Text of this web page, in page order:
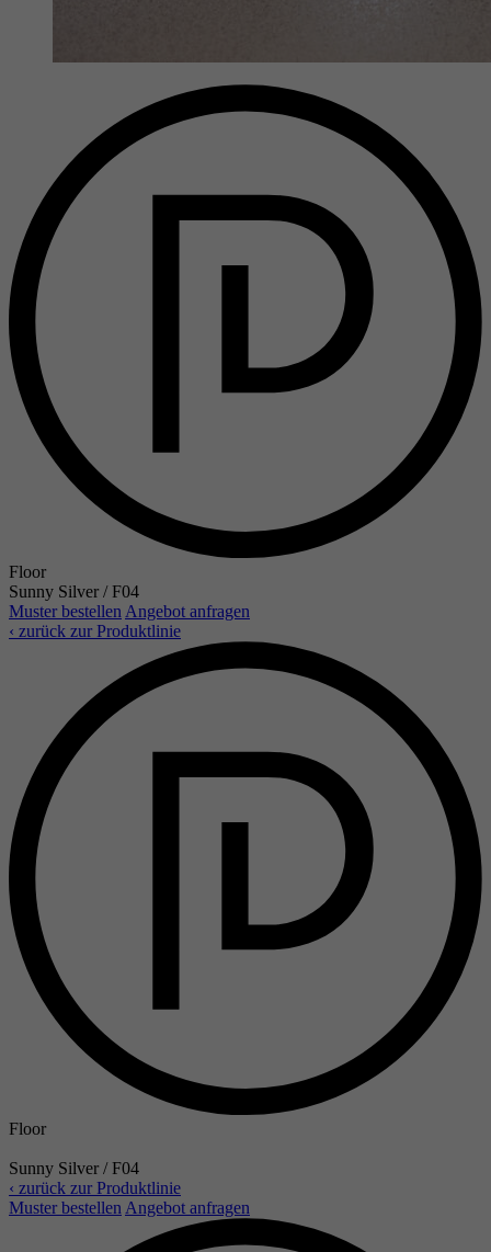
Floor
Sunny Silver / F04
Muster bestellen Angebot anfragen
‹ zurück zur Produktlinie
Floor
Sunny Silver / F04
‹ zurück zur Produktlinie
Muster bestellen Angebot anfragen